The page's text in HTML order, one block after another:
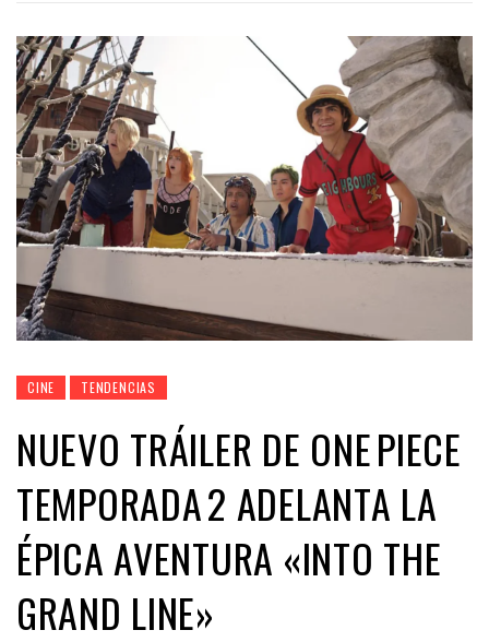
CINE TENDENCIAS
NUEVO TRÁILER DE ONE PIECE
TEMPORADA 2 ADELANTA LA
ÉPICA AVENTURA «INTO THE
GRAND LINE»